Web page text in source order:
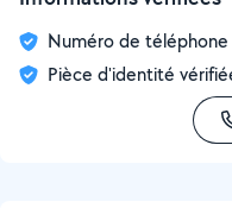
Numéro de téléphone
Pièce d'identité